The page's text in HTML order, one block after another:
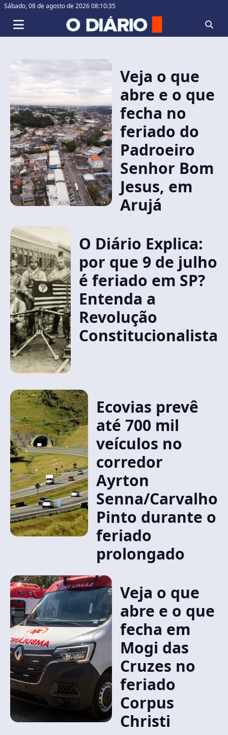
Sábado,08 de agosto de 2026 08:10:36
Veja o que
abre e o que
fecha no
feriado do
Padroeiro
Senhor Bom
Jesus, em
Arujá
O Diário Explica:
por que 9 de julho
é feriado em SP?
Entenda a
Revolução
Constitucionalista
Ecovias prevê
até 700 mil
veículos no
corredor
Ayrton
Senna/Carvalho
Pinto durante o
feriado
prolongado
Veja o que
abre e o que
fecha em
Mogi das
Cruzes no
feriado
Corpus
Christi